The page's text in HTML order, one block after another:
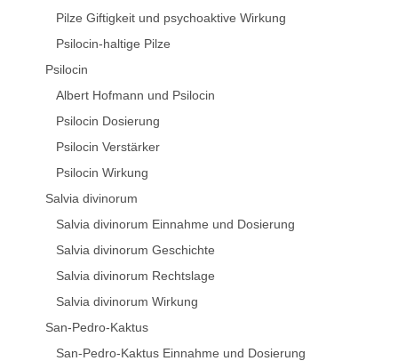
Pilze Giftigkeit und psychoaktive Wirkung
Psilocin-haltige Pilze
Psilocin
Albert Hofmann und Psilocin
Psilocin Dosierung
Psilocin Verstärker
Psilocin Wirkung
Salvia divinorum
Salvia divinorum Einnahme und Dosierung
Salvia divinorum Geschichte
Salvia divinorum Rechtslage
Salvia divinorum Wirkung
San-Pedro-Kaktus
San-Pedro-Kaktus Einnahme und Dosierung